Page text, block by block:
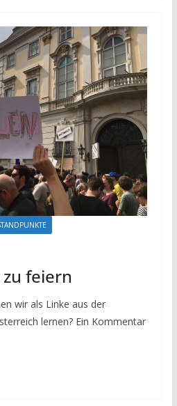
feiern
wir als Linke aus der
lernen? Ein Kommentar